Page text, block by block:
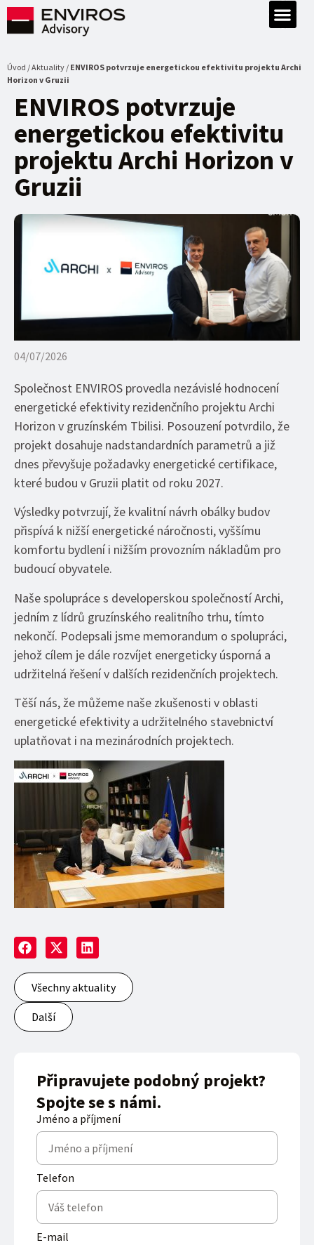
Úvod / Aktuality / ENVIROS potvrzuje energetickou efektivitu projektu Archi
Horizon v Gruzii
ENVIROS potvrzuje
energetickou efektivitu
projektu Archi Horizon v
Gruzii
04/07/2026
Společnost ENVIROS provedla nezávislé hodnocení
energetické efektivity rezidenčního projektu Archi
Horizon v gruzínském Tbilisi. Posouzení potvrdilo, že
projekt dosahuje nadstandardních parametrů a již
dnes převyšuje požadavky energetické certifikace,
které budou v Gruzii platit od roku 2027.
Výsledky potvrzují, že kvalitní návrh obálky budov
přispívá k nižší energetické náročnosti, vyššímu
komfortu bydlení i nižším provozním nákladům pro
budoucí obyvatele.
Naše spolupráce s developerskou společností Archi,
jedním z lídrů gruzínského realitního trhu, tímto
nekončí. Podepsali jsme memorandum o spolupráci,
jehož cílem je dále rozvíjet energeticky úsporná a
udržitelná řešení v dalších rezidenčních projektech.
Těší nás, že můžeme naše zkušenosti v oblasti
energetické efektivity a udržitelného stavebnictví
uplatňovat i na mezinárodních projektech.
Všechny aktuality
Další
Připravujete podobný projekt?
Spojte se s námi.
Jméno a příjmení
Telefon
E-mail